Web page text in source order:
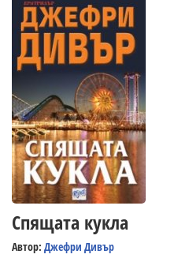
Спящата кукла
Автор: Джефри Дивър